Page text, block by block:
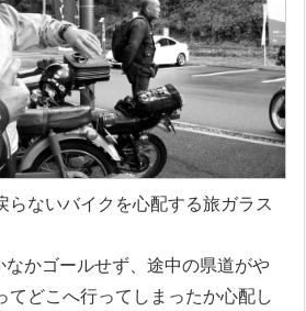
らないバイクを心配する旅ガラス
かゴールせず、途中の県道がや
てどこへ行ってしまったか心配し